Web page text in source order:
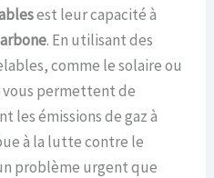
est leur capacité à
. En utilisant des
comme le solaire ou
vous permettent de
les émissions de gaz à
à la lutte contre le
problème urgent que